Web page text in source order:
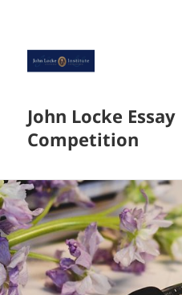
John Locke Essay
Competition